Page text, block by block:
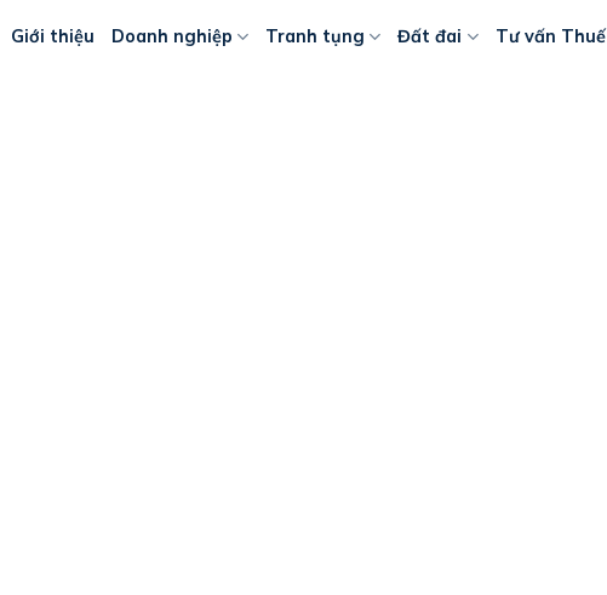
Giới thiệu Doanh nghiệp Tranh tụng Đất đai Tư vấn Thuế